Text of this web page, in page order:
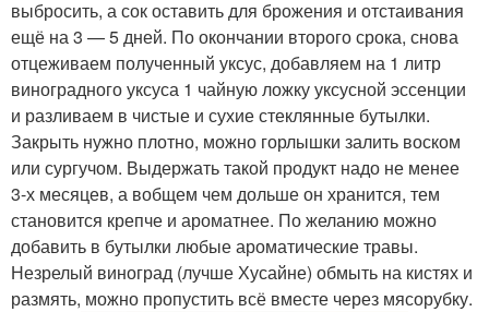
выбросить, а сок оставить для брожения и отстаивания
ещё на 3 — 5 дней. По окончании второго срока, снова
отцеживаем полученный уксус, добавляем на 1 литр
виноградного уксуса 1 чайную ложку уксусной эссенции
и разливаем в чистые и сухие стеклянные бутылки.
Закрыть нужно плотно, можно горлышки залить воском
или сургучом. Выдержать такой продукт надо не менее
3-х месяцев, а вобщем чем дольше он хранится, тем
становится крепче и ароматнее. По желанию можно
добавить в бутылки любые ароматические травы.
Незрелый виноград (лучше Хусайне) обмыть на кистях и
размять, можно пропустить всё вместе через мясорубку.